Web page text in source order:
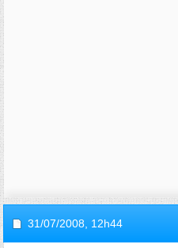
31/07/2008, 12h44